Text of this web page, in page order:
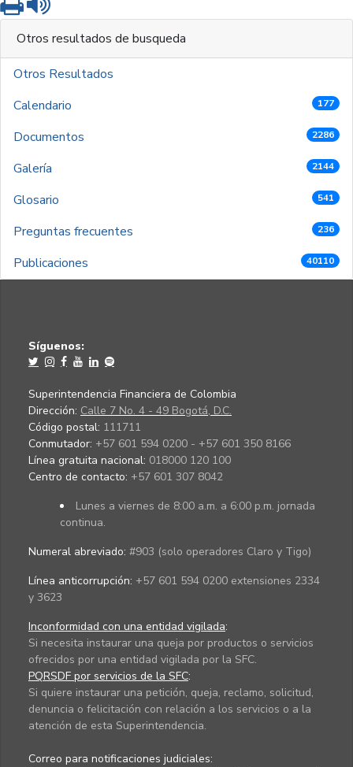
Otros resultados de busqueda
Otros Resultados
Calendario
177
Documentos 2286
Galería 2144
Glosario 541
Preguntas frecuentes 236
Publicaciones 40110
Síguenos:
Superintendencia Financiera de Colombia
Dirección: Calle 7 No. 4 - 49 Bogotá, D.C.
Código postal: 111711
Conmutador: +57 601 594 0200 - +57 601 350 8166
Línea gratuita nacional: 018000 120 100
Centro de contacto: +57 601 307 8042
Lunes a viernes de 8:00 a.m. a 6:00 p.m. jornada
continua.
Numeral abreviado: #903 (solo operadores Claro y Tigo)
Línea anticorrupción: +57 601 594 0200 extensiones 2334
y 3623
Inconformidad con una entidad vigilada:
Si necesita instaurar una queja por productos o servicios
ofrecidos por una entidad vigilada por la SFC.
PQRSDF por servicios de la SFC:
Si quiere instaurar una petición, queja, reclamo, solicitud,
denuncia o felicitación con relación a los servicios o a la
atención de esta Superintendencia.
Correo para notificaciones judiciales: